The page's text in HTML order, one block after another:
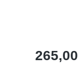
Regulärer